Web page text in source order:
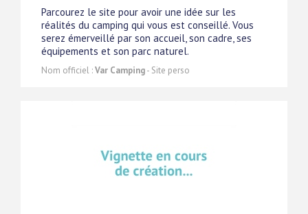
Parcourez le site pour avoir une idée sur les
réalités du camping qui vous est conseillé. Vous
serez émerveillé par son accueil, son cadre, ses
équipements et son parc naturel.
Nom officiel :Var Camping- Site perso